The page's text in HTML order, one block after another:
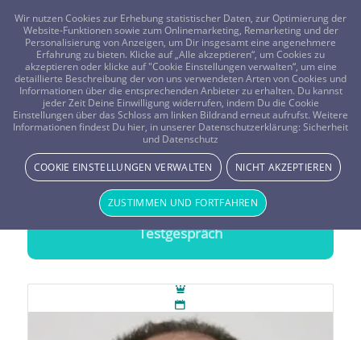
FRAGEN? KOSTENLOS ANRUFEN: 0800-8478266
Blockadenlösung
Probleme auflösen durchBlockadenlösung
20 Minuten gratis Testen
Wähle einen Berater und starte Dein
Testgespräch
Wir nutzen Cookies zur Erhebung statistischer Daten, zur Optimierung der
Website-Funktionen sowie zum Onlinemarketing, Remarketing und der
Personalisierung von Anzeigen, um Dir insgesamt eine angenehmere
Erfahrung zu bieten. Klicke auf „Alle akzeptieren“, um Cookies zu
akzeptieren oder klicke auf "Cookie Einstellungen verwalten“, um eine
detaillierte Beschreibung der von uns verwendeten Arten von Cookies und
Informationen über die entsprechenden Anbieter zu erhalten. Du kannst
jeder Zeit Deine Einwilligung widerrufen, indem Du die Cookie
Einstellungen über das Schloss am linken Bildrand erneut aufrufst. Weitere
Informationen findest Du hier, in unserer Datenschutzerklärung: Sicherheit
und Datenschutz
COOKIE EINSTELLUNGEN VERWALTEN NICHT AKZEPTIEREN
ZUSTIMMEN UND FORTFAHREN